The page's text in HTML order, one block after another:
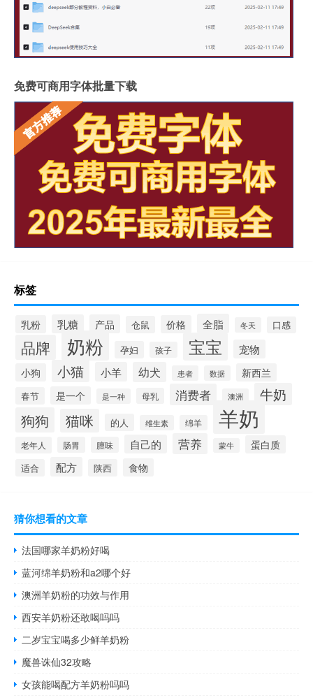
免费可商用字体批量下载
标签
乳粉 乳糖 产品 仓鼠 价格 全脂 冬天 口感
品牌 奶粉 孕妇 孩子 宝宝 宠物
小狗 小猫 小羊 幼犬 患者 数据 新西兰
春节 是一个 是一种 母乳 消费者 澳洲 牛奶
狗狗 猫咪 的人 维生素 绵羊 羊奶
老年人 肠胃 膻味 自己的 营养 蒙牛 蛋白质
适合 配方 陕西 食物
猜你想看的文章
法国哪家羊奶粉好喝
蓝河绵羊奶粉和a2哪个好
澳洲羊奶粉的功效与作用
西安羊奶粉还敢喝吗吗
二岁宝宝喝多少鲜羊奶粉
魔兽诛仙32攻略
女孩能喝配方羊奶粉吗吗